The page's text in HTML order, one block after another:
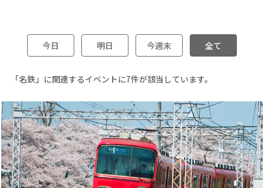
今日 明日 今週末 全て
「名鉄」に関連するイベントに7件が該当しています。